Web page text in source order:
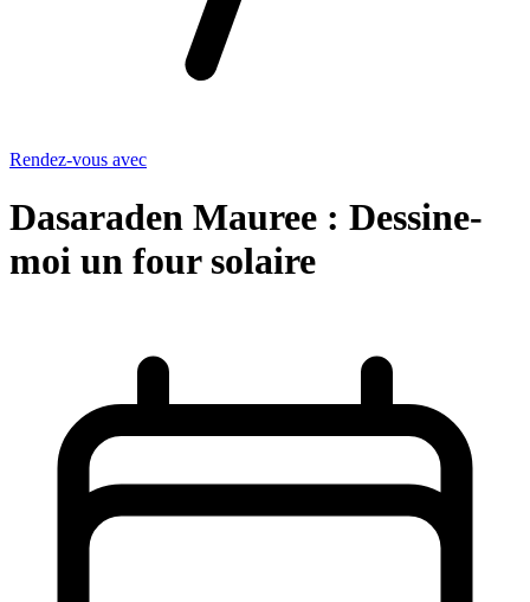
Rendez-vous avec
Dasaraden Mauree : Dessine-
moi un four solaire